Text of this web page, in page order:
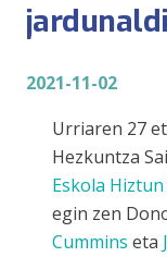
2021-11-02
Urriaren 27
Hezkuntza
Eskola
egin zen
Cummins eta